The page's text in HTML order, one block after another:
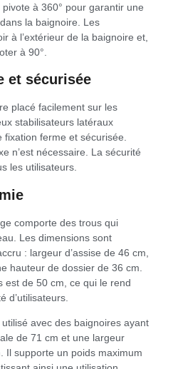
à 360° pour garantir une
la baignoire. Les
à l’extérieur de la baignoire et,
à 90°.
et sécurisée
placé facilement sur les
stabilisateurs latéraux
ferme et sécurisée.
n’est nécessaire. La sécurité
les utilisateurs.
comporte des trous qui
Les dimensions sont
: largeur d’assise de 46 cm,
hauteur de dossier de 36 cm.
est de 50 cm, ce qui le rend
d’utilisateurs.
avec des baignoires ayant
de 71 cm et une largeur
Il supporte un poids maximum